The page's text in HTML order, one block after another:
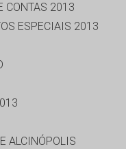
CONTAS 2013
ESPECIAIS 2013
ALCINÓPOLIS